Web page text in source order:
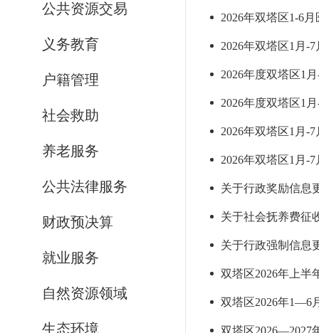
公共资源交易
义务教育
户籍管理
社会救助
养老服务
公共法律服务
财政预决算
就业服务
自然资源领域
生态环境
2026年双塔区1-6
2026年双塔区1月-
2026年度双塔区1
2026年度双塔区1
2026年双塔区1月-
2026年双塔区1月-
关于行政奖励信息
关于社会抚养费征
关于行政强制信息
双塔区2026年上半
双塔区2026年1—6
双塔区2026—2027